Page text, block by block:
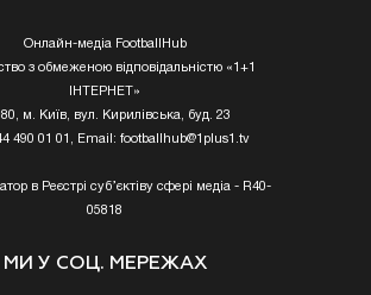
Онлайн-медіа FootballHub
з обмеженою відповідальністю «1+1
ІНТЕРНЕТ»
м. Київ, вул. Кирилівська, буд. 23
490 01 01, Email: footballhub@1plus1.tv
в Реєстрі суб’єктіву сфері медіа - R40-
05818
МИ У СОЦ. МЕРЕЖАХ